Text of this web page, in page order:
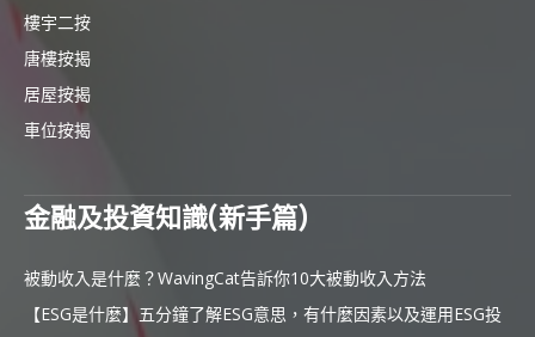
樓宇二按
唐樓按揭
居屋按揭
車位按揭
金融及投資知識(新手篇)
被動收入是什麼？WavingCat告訴你10大被動收入方法
【ESG是什麼】五分鐘了解ESG意思，有什麼因素以及運用ESG投